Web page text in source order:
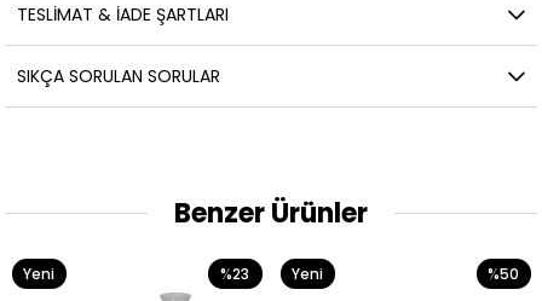
TESLIMAT & İADE ŞARTLARI
SIKÇA SORULAN SORULAR
Benzer Ürünler
%23
Yeni
%50
Yeni